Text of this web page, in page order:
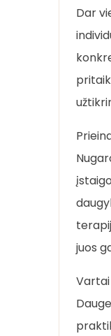
Dar
juos